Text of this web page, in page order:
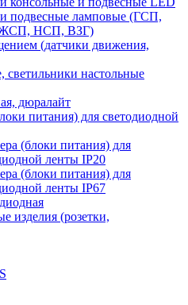
подвесные ламповые (ГСП,
НСП, ВЗГ)
(датчики движения,
настольные
дюралайт
питания) для светодиодной
(блоки питания) для
ленты IP20
(блоки питания) для
ленты IP67
изделия (розетки,